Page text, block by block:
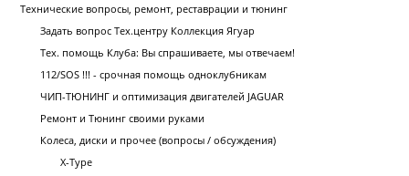
Технические вопросы, ремонт, реставрации и тюнинг
Задать вопрос Тех.центру Коллекция Ягуар
Тех. помощь Клуба: Вы спрашиваете, мы отвечаем!
112/SOS !!! - срочная помощь одноклубникам
ЧИП-ТЮНИНГ и оптимизация двигателей JAGUAR
Ремонт и Тюнинг своими руками
Колеса, диски и прочее (вопросы / обсуждения)
X-Type